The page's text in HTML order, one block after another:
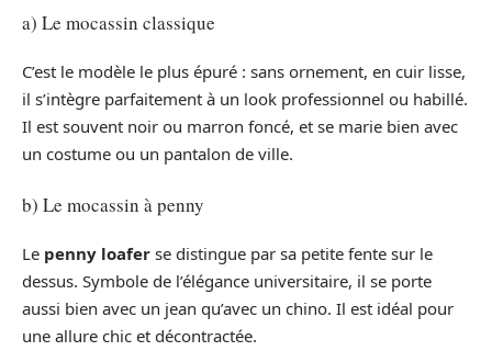
a) Le mocassin classique
C’est le modèle le plus épuré : sans ornement, en cuir lisse,
il s’intègre parfaitement à un look professionnel ou habillé.
Il est souvent noir ou marron foncé, et se marie bien avec
un costume ou un pantalon de ville.
b) Le mocassin à penny
Le penny loafer se distingue par sa petite fente sur le
dessus. Symbole de l’élégance universitaire, il se porte
aussi bien avec un jean qu’avec un chino. Il est idéal pour
une allure chic et décontractée.